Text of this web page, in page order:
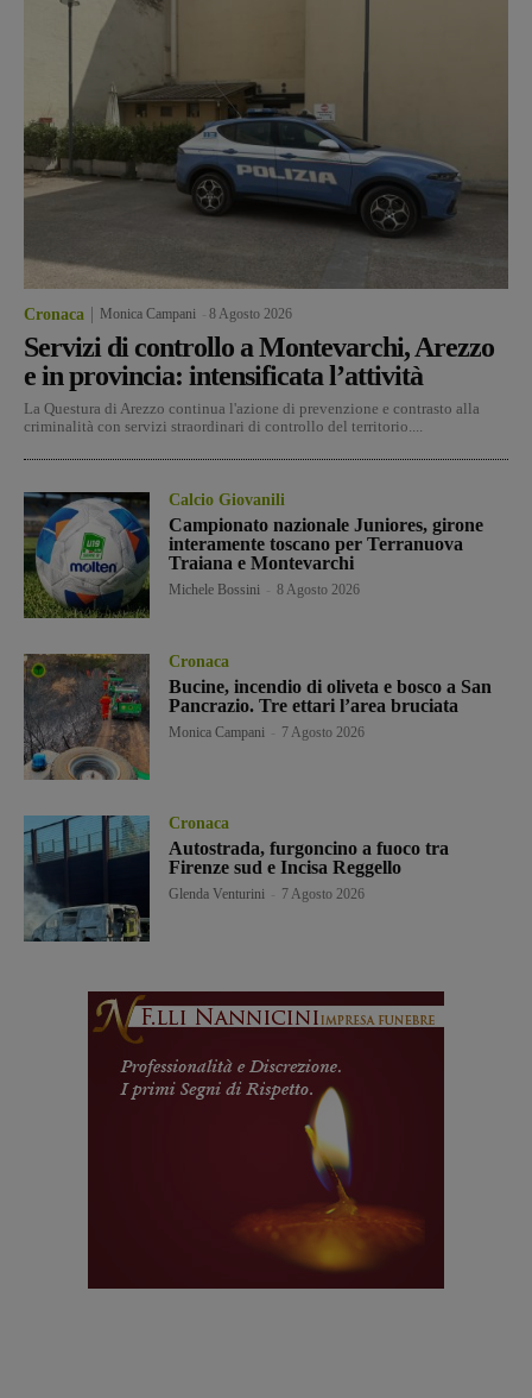
Cronaca Monica Campani 8 Agosto 2026
Servizi di controllo a Montevarchi, Arezzo
e in provincia: intensificata l’attività
La Questura di Arezzo continua l'azione di prevenzione e contrasto alla
criminalità con servizi straordinari di controllo del territorio....
Calcio Giovanili
Campionato nazionale Juniores, girone
interamente toscano per Terranuova
Traiana e Montevarchi
Michele Bossini 8 Agosto 2026
Cronaca
Bucine, incendio di oliveta e bosco a San
Pancrazio. Tre ettari l’area bruciata
Monica Campani 7 Agosto 2026
Cronaca
Autostrada, furgoncino a fuoco tra
Firenze sud e Incisa Reggello
Glenda Venturini 7 Agosto 2026